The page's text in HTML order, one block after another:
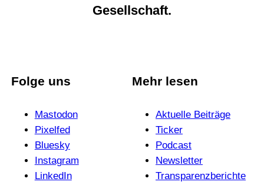
Gesellschaft.
Folge uns
Mastodon
Pixelfed
Bluesky
Instagram
LinkedIn
Mehr lesen
Aktuelle Beiträge
Ticker
Podcast
News­letter
Trans­pa­renz­be­richte